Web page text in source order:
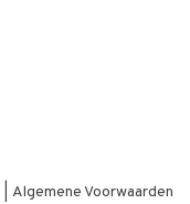
Algemene Voorwaarden